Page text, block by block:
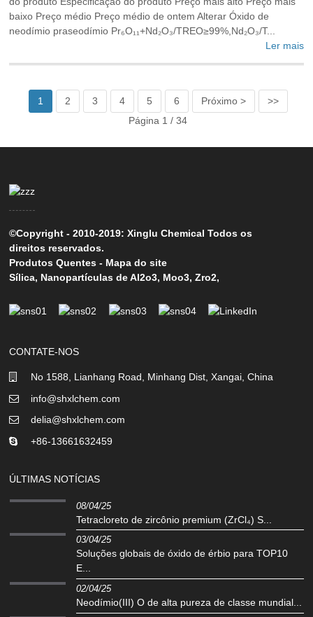
baixo Preço médio Preço médio de ontem Alterar Óxido de
neodímio praseodímio Pr₆O₁₁+Nd₂O₃/TREO≥99%,Nd₂O₃/T...
Ler mais
1 2 3 4 5 6 Próximo >
>>
Página 1 / 34
©Copyright - 2010-2019: Xinglu Chemical Todos os
direitos reservados.
Produtos Quentes - Mapa do site
Sílica, Nanopartículas de Al2o3, Moo3,Zro2,
CONTATE-NOS
No 1588, Lianhang Road, Minhang Dist, Xangai, China
info@shxlchem.com
delia@shxlchem.com
+86-13661632459
ÚLTIMAS NOTÍCIAS
08/04/25
Tetracloreto de zircônio premium (ZrCl₄) S...
03/04/25
Soluções globais de óxido de érbio para TOP10
E...
02/04/25
‌Neodímio(III) O de alta pureza de classe mundial...